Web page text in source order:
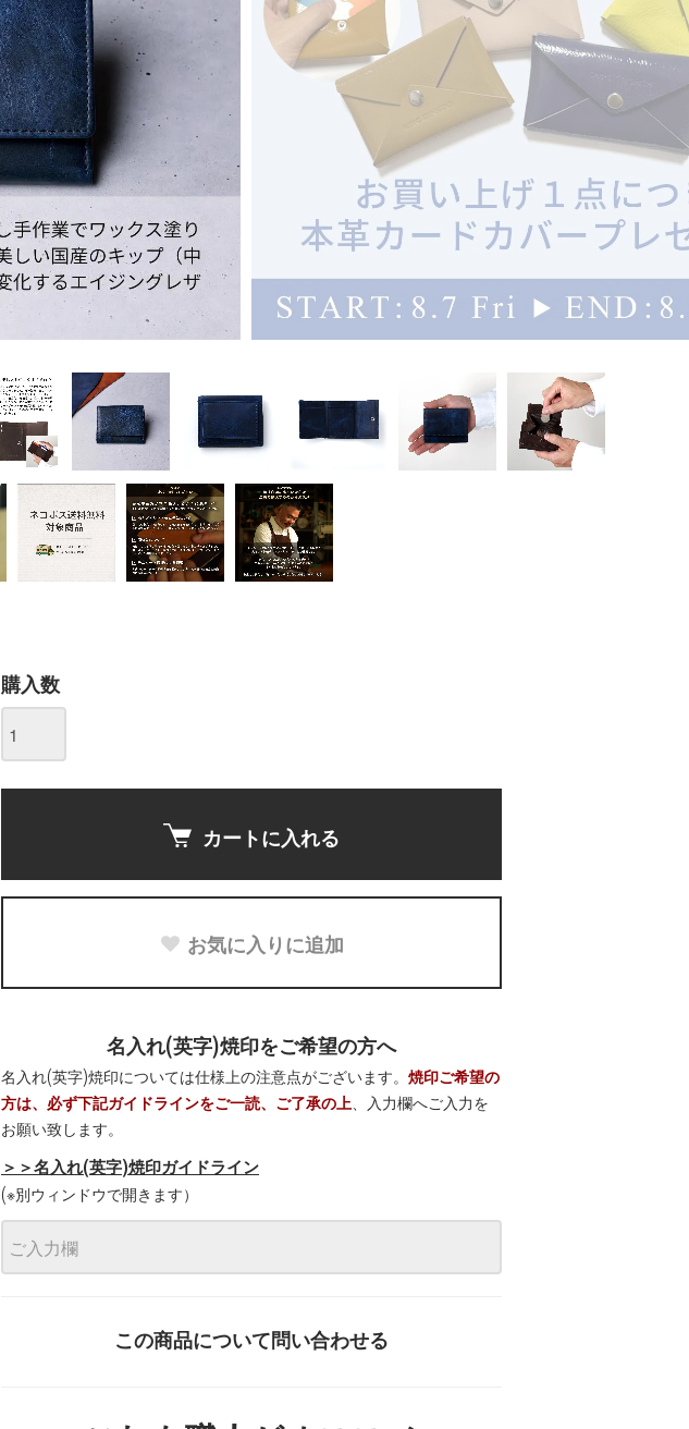
購入数
カートに入れる
お気に入りに追加
名入れ(英字)焼印をご希望の方へ
名入れ(英字)焼印については仕様上の注意点がございます。 焼印ご希望の
方は、必ず下記ガイドラインをご一読、ご了承の上、入力欄へご入力を
お願い致します。
＞＞名入れ(英字)焼印ガイドライン
(※別ウィンドウで開きます）
この商品について問い合わせる